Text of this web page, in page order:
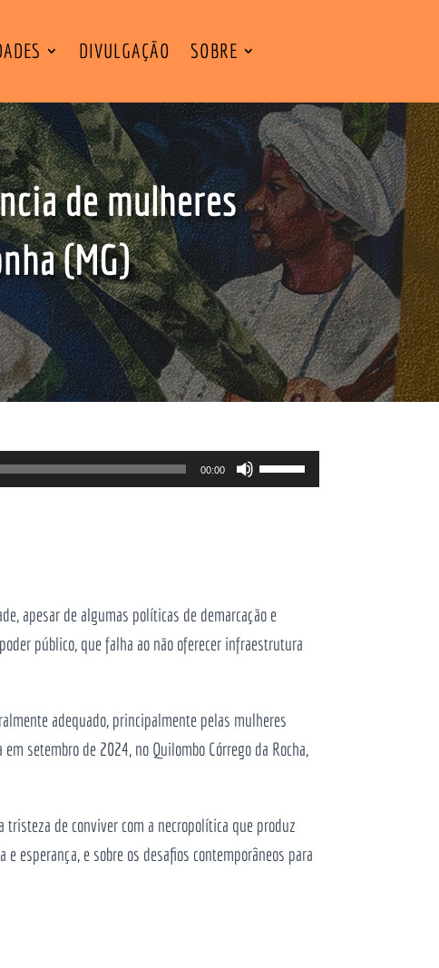
DIVULGAÇÃO SOBRE
de mulheres
(MG)
00:00
Use
as
aumentar
ou
volume.
apesar de algumas políticas de demarcação e
público, que falha ao não oferecer infraestrutura
adequado, principalmente pelas mulheres
setembro de 2024, no Quilombo Córrego da Rocha,
tristeza de conviver com a necropolítica que produz
esperança, e sobre os desafios contemporâneos para